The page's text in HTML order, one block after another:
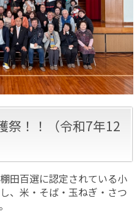
祭！！（令和7年12
田百選に認定されている小
、米・そば・玉ねぎ・さつ